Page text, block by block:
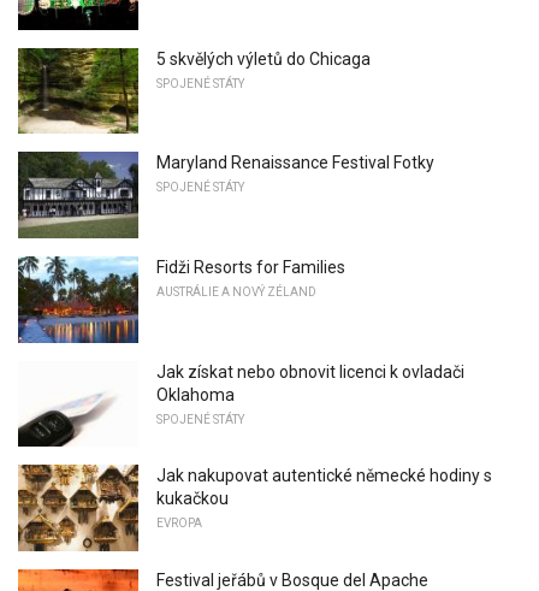
5 skvělých výletů do Chicaga
SPOJENÉ STÁTY
Maryland Renaissance Festival Fotky
SPOJENÉ STÁTY
Fidži Resorts for Families
AUSTRÁLIE A NOVÝ ZÉLAND
Jak získat nebo obnovit licenci k ovladači
Oklahoma
SPOJENÉ STÁTY
Jak nakupovat autentické německé hodiny s
kukačkou
EVROPA
Festival jeřábů v Bosque del Apache